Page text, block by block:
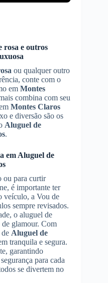
rosa e outros
ou qualquer outro
conte com o
em Montes
combina com seu
Montes Claros
e diversão são os
Aluguel de
.
em Aluguel de
ou para curtir
é importante ter
veículo, a Vou de
sempre revisados.
o aluguel de
glamour. Com
Aluguel de
tranquila e segura.
garantindo
para cada
se divertem no